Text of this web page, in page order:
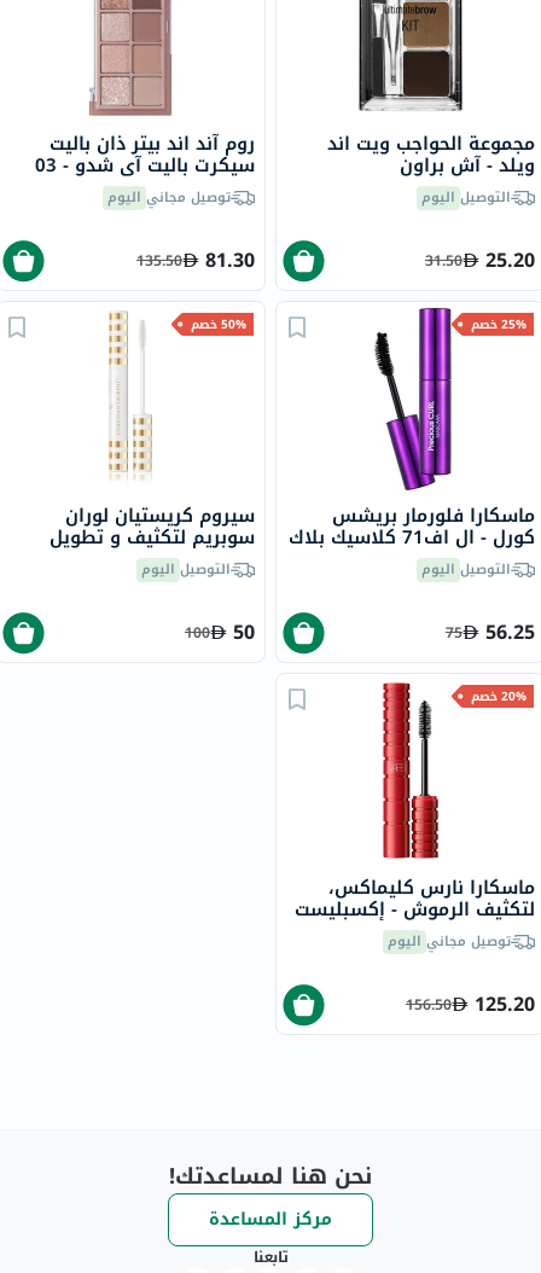
مجموعة الحواجب ويت اند
ويلد - آش براون
التوصيل اليوم
25.20
31.50
روم آند اند بيتر ذان باليت
سيكرت باليت آي شدو - 03
روزبود غاردن، 7.5 جرام
توصيل مجاني اليوم
81.30
135.50
25% خصم
ماسكارا فلورمار بريشس
كورل - ال اف71 كلاسيك بلاك
التوصيل اليوم
56.25
75
50% خصم
سيروم كريستيان لوران
سوبريم لتكثيف و تطويل
الرموش، 10 مل
التوصيل اليوم
50
100
20% خصم
ماسكارا نارس كليماكس،
لتكثيف الرموش - إكسبليست
بلاك/7008توصيل مجاني اليوم
125.20
156.50
نحن هنا لمساعدتك!
مركز المساعدة
تابعنا